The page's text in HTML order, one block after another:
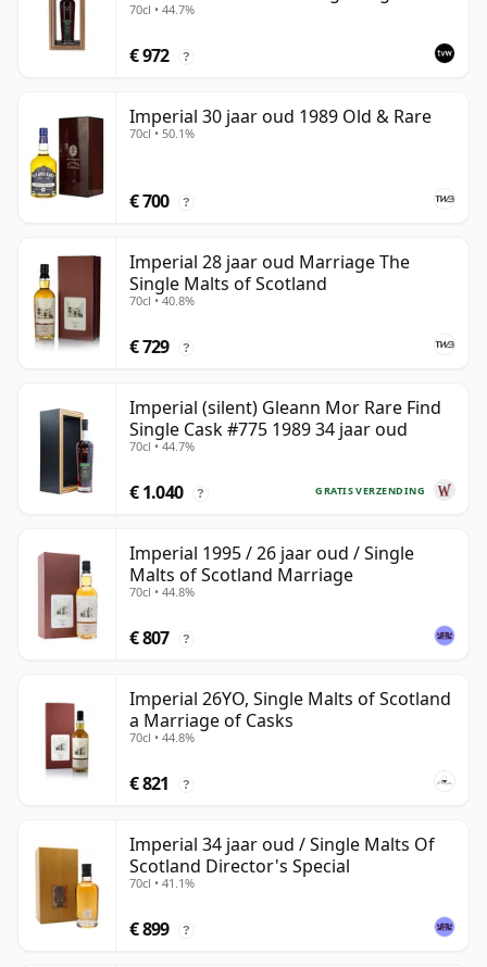
775
70cl • 44.7%
€ 972 ?
Imperial 30 jaar oud 1989 Old & Rare
70cl • 50.1%
€ 700 ?
Imperial 28 jaar oud Marriage The
Single Malts of Scotland
70cl • 40.8%
€ 729 ?
Imperial (silent) Gleann Mor Rare Find
Single Cask #775 1989 34 jaar oud
70cl • 44.7%
GRATIS VERZENDING
€ 1.040 ?
Imperial 1995 / 26 jaar oud / Single
Malts of Scotland Marriage
70cl • 44.8%
€ 807 ?
Imperial 26YO, Single Malts of Scotland
a Marriage of Casks
70cl • 44.8%
€ 821 ?
Imperial 34 jaar oud / Single Malts Of
Scotland Director's Special
70cl • 41.1%
€ 899 ?